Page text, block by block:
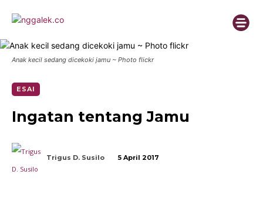
Anak kecil sedang dicekoki jamu ~ Photo flickr
ESAI
Ingatan tentang Jamu
Trigus D. Susilo 5 April 2017